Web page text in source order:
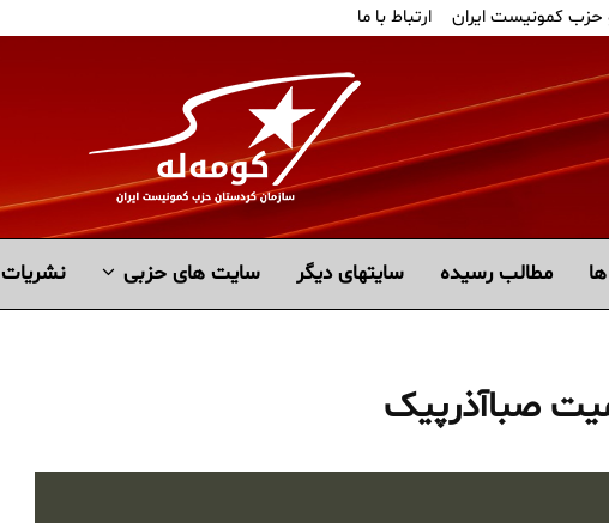
حزب کمونیست ایران ارتباط با ما
مطالب رسیده سايتهاى ديگر سایت های حزبی نشریات
صباآذرپیک